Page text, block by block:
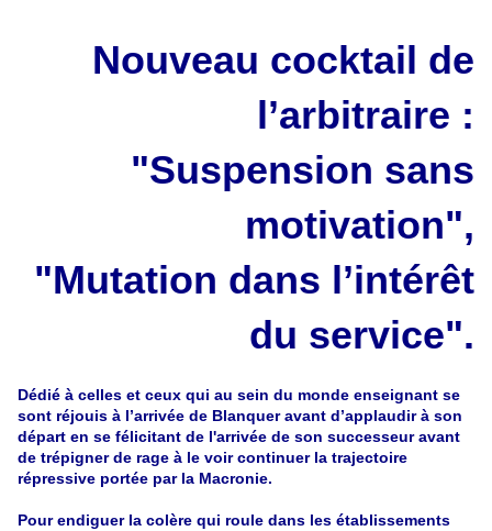
Nouveau cocktail de
l’arbitraire :
"Suspension sans
motivation",
"Mutation dans l’intérêt
du service".
Dédié à celles et ceux qui au sein du monde enseignant se
sont réjouis à l’arrivée de Blanquer avant d’applaudir à son
départ en se félicitant de l'arrivée de son successeur avant
de trépigner de rage à le voir continuer la trajectoire
répressive portée par la Macronie.
Pour endiguer la colère qui roule dans les établissements